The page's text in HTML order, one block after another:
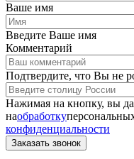
Ваше имя
Введите Ваше имя
Комментарий
Подтвердите, что Вы не
Нажимая на кнопку, вы
наобработку
конфиденциальности
Заказать звонок